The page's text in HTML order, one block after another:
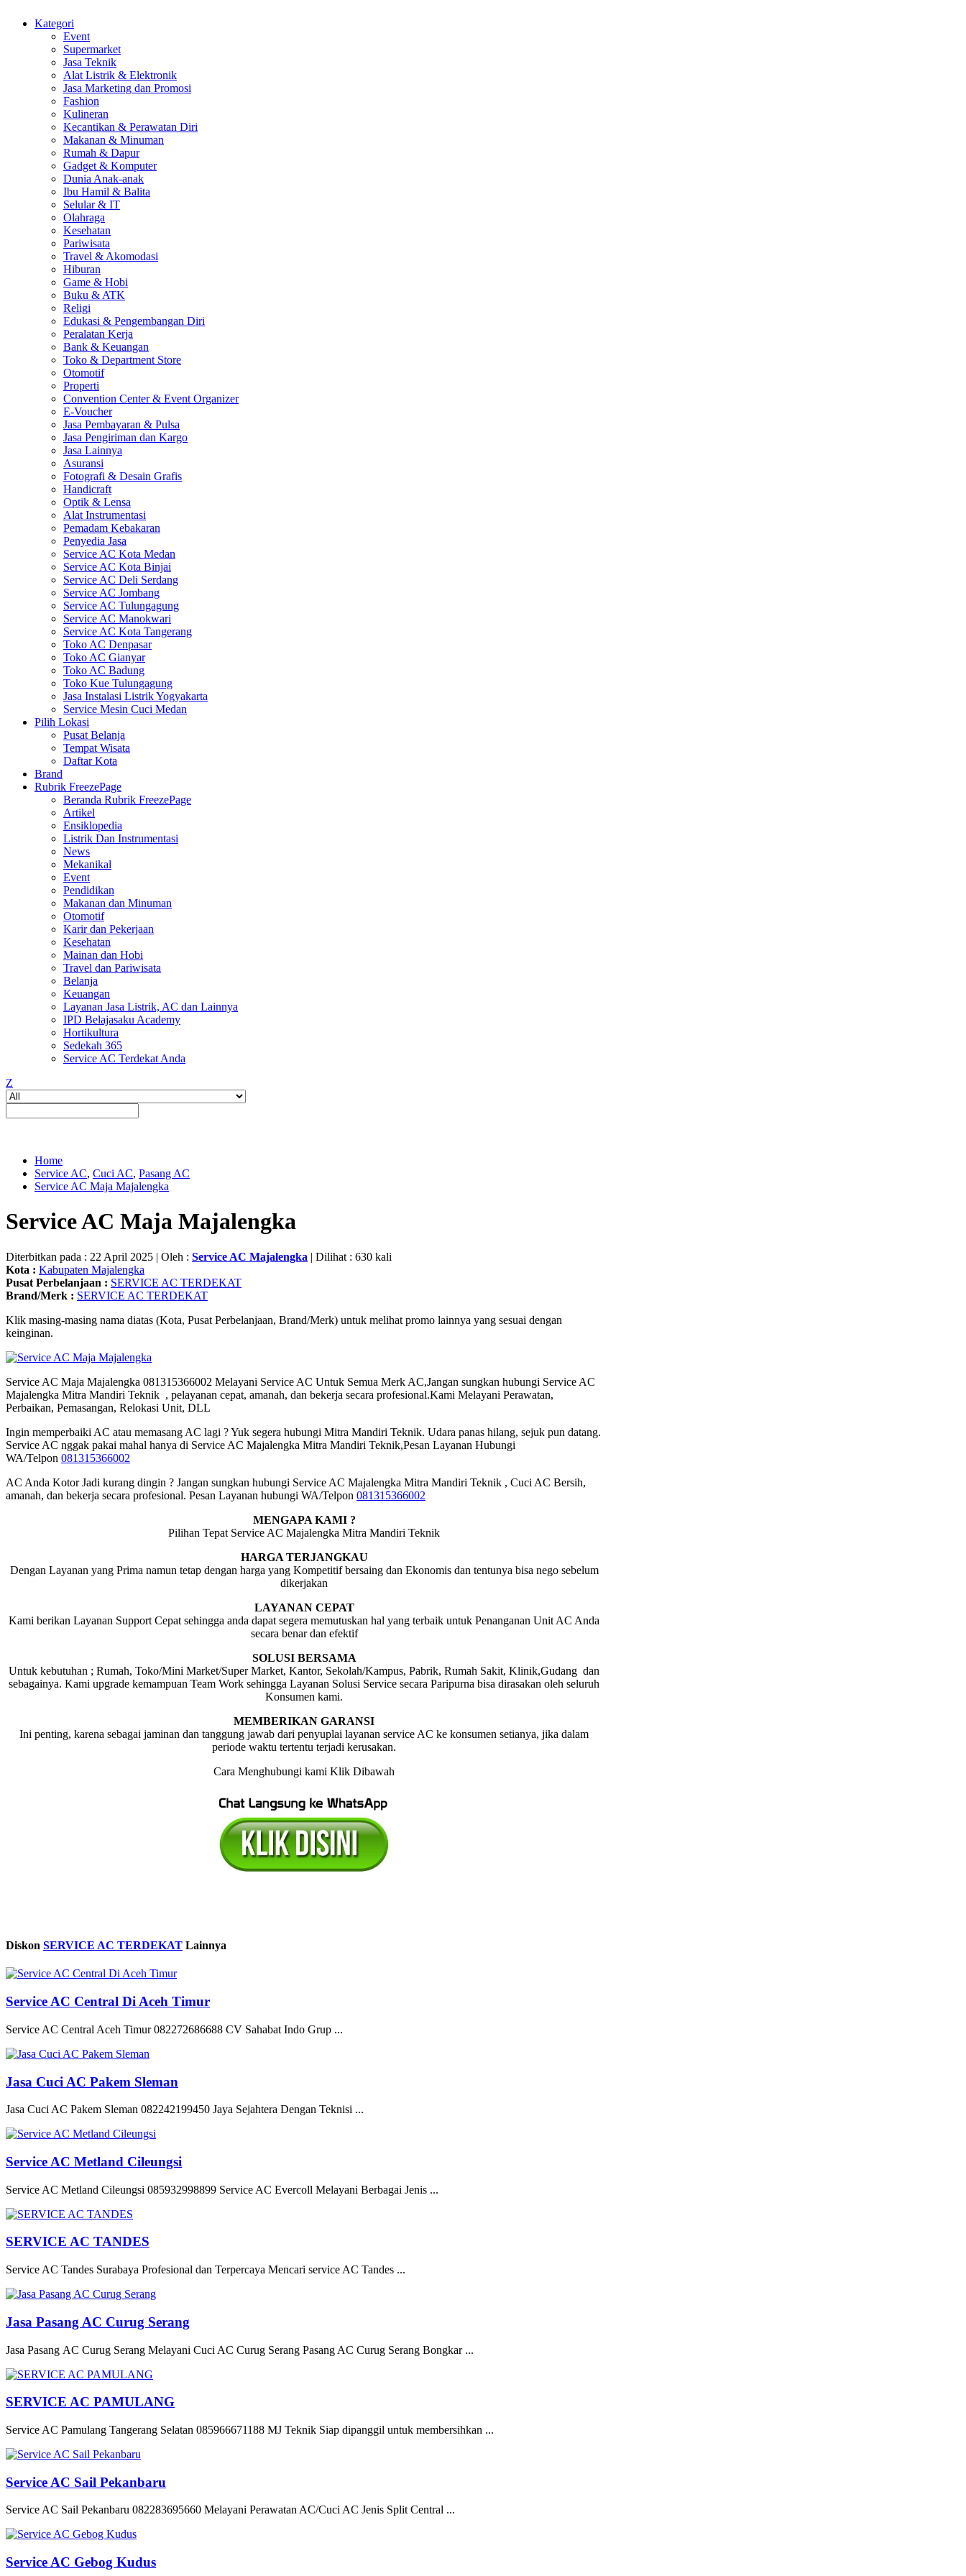
Kategori
Event
Supermarket
Jasa Teknik
Alat Listrik & Elektronik
Jasa Marketing dan Promosi
Fashion
Kulineran
Kecantikan & Perawatan Diri
Makanan & Minuman
Rumah & Dapur
Gadget & Komputer
Dunia Anak-anak
Ibu Hamil & Balita
Selular & IT
Olahraga
Kesehatan
Pariwisata
Travel & Akomodasi
Hiburan
Game & Hobi
Buku & ATK
Religi
Edukasi & Pengembangan Diri
Peralatan Kerja
Bank & Keuangan
Toko & Department Store
Otomotif
Properti
Convention Center & Event Organizer
E-Voucher
Jasa Pembayaran & Pulsa
Jasa Pengiriman dan Kargo
Jasa Lainnya
Asuransi
Fotografi & Desain Grafis
Handicraft
Optik & Lensa
Alat Instrumentasi
Pemadam Kebakaran
Penyedia Jasa
Service AC Kota Medan
Service AC Kota Binjai
Service AC Deli Serdang
Service AC Jombang
Service AC Tulungagung
Service AC Manokwari
Service AC Kota Tangerang
Toko AC Denpasar
Toko AC Gianyar
Toko AC Badung
Toko Kue Tulungagung
Jasa Instalasi Listrik Yogyakarta
Service Mesin Cuci Medan
Pilih Lokasi
Pusat Belanja
Tempat Wisata
Daftar Kota
Brand
Rubrik FreezePage
Beranda Rubrik FreezePage
Artikel
Ensiklopedia
Listrik Dan Instrumentasi
News
Mekanikal
Event
Pendidikan
Makanan dan Minuman
Otomotif
Karir dan Pekerjaan
Kesehatan
Mainan dan Hobi
Travel dan Pariwisata
Belanja
Keuangan
Layanan Jasa Listrik, AC dan Lainnya
IPD Belajasaku Academy
Hortikultura
Sedekah 365
Service AC Terdekat Anda
Z
Home
Service AC, Cuci AC, Pasang AC
Service AC Maja Majalengka
Service AC Maja Majalengka
Diterbitkan pada : 22 April 2025 | Oleh : Service AC Majalengka | Dilihat : 630 kali
Kota : Kabupaten Majalengka
Pusat Perbelanjaan : SERVICE AC TERDEKAT
Brand/Merk : SERVICE AC TERDEKAT
Klik masing-masing nama diatas (Kota, Pusat Perbelanjaan, Brand/Merk) untuk melihat promo lainnya yang sesuai dengan
keinginan.
Service AC Maja Majalengka 081315366002 Melayani Service AC Untuk Semua Merk AC,Jangan sungkan hubungi Service AC
Majalengka Mitra Mandiri Teknik , pelayanan cepat, amanah, dan bekerja secara profesional.Kami Melayani Perawatan,
Perbaikan, Pemasangan, Relokasi Unit, DLL
Ingin memperbaiki AC atau memasang AC lagi ? Yuk segera hubungi Mitra Mandiri Teknik. Udara panas hilang, sejuk pun datang.
Service AC nggak pakai mahal hanya di Service AC Majalengka Mitra Mandiri Teknik,Pesan Layanan Hubungi
WA/Telpon 081315366002
AC Anda Kotor Jadi kurang dingin ? Jangan sungkan hubungi Service AC Majalengka Mitra Mandiri Teknik , Cuci AC Bersih,
amanah, dan bekerja secara profesional. Pesan Layanan hubungi WA/Telpon 081315366002
MENGAPA KAMI ?
Pilihan Tepat Service AC Majalengka Mitra Mandiri Teknik
HARGA TERJANGKAU
Dengan Layanan yang Prima namun tetap dengan harga yang Kompetitif bersaing dan Ekonomis dan tentunya bisa nego sebelum
dikerjakan
LAYANAN CEPAT
Kami berikan Layanan Support Cepat sehingga anda dapat segera memutuskan hal yang terbaik untuk Penanganan Unit AC Anda
secara benar dan efektif
SOLUSI BERSAMA
Untuk kebutuhan ; Rumah, Toko/Mini Market/Super Market, Kantor, Sekolah/Kampus, Pabrik, Rumah Sakit, Klinik,Gudang dan
sebagainya. Kami upgrade kemampuan Team Work sehingga Layanan Solusi Service secara Paripurna bisa dirasakan oleh seluruh
Konsumen kami.
MEMBERIKAN GARANSI
Ini penting, karena sebagai jaminan dan tanggung jawab dari penyuplai layanan service AC ke konsumen setianya, jika dalam
periode waktu tertentu terjadi kerusakan.
Cara Menghubungi kami Klik Dibawah
Diskon SERVICE AC TERDEKAT Lainnya
Service AC Central Di Aceh Timur
Service AC Central Aceh Timur 082272686688 CV Sahabat Indo Grup ...
Jasa Cuci AC Pakem Sleman
Jasa Cuci AC Pakem Sleman 082242199450 Jaya Sejahtera Dengan Teknisi ...
Service AC Metland Cileungsi
Service AC Metland Cileungsi 085932998899 Service AC Evercoll Melayani Berbagai Jenis ...
SERVICE AC TANDES
Service AC Tandes Surabaya Profesional dan Terpercaya Mencari service AC Tandes ...
Jasa Pasang AC Curug Serang
Jasa Pasang AC Curug Serang Melayani Cuci AC Curug Serang Pasang AC Curug Serang Bongkar ...
SERVICE AC PAMULANG
Service AC Pamulang Tangerang Selatan 085966671188 MJ Teknik Siap dipanggil untuk membersihkan ...
Service AC Sail Pekanbaru
Service AC Sail Pekanbaru 082283695660 Melayani Perawatan AC/Cuci AC Jenis Split Central ...
Service AC Gebog Kudus